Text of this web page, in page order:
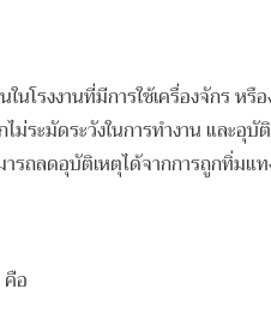
ในโรงงานที่มีการใช้เครื่องจัก
ะมัดระวังในการทำงาน และอุ
ถลดอุบัติเหตุได้จากการถูกทิ่มแ
อ